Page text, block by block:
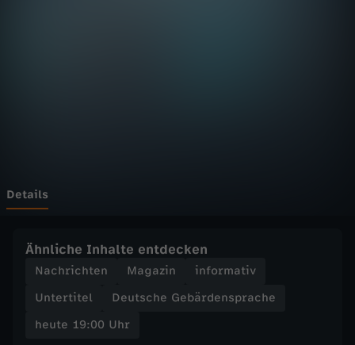
r
Z
D
Details
Ähnliche Inhalte entdecken
Nachrichten Magazin
informativ
Untertitel
Deutsche Gebärdensprache
heute 19:00 Uhr